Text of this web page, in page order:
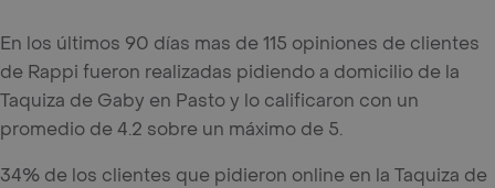
En los últimos 90 días mas de 115 opiniones de clientes
de Rappi fueron realizadas pidiendo a domicilio de la
Taquiza de Gaby en Pasto y lo calificaron con un
promedio de 4.2 sobre un máximo de 5.
34% de los clientes que pidieron online en la Taquiza de